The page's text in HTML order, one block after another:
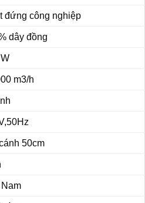
đứng công nghiệp
dây đồng
m3/h
50cm